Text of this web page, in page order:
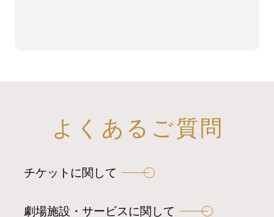
よくあるご質問
チケットに関して
劇場施設・サービスに関して